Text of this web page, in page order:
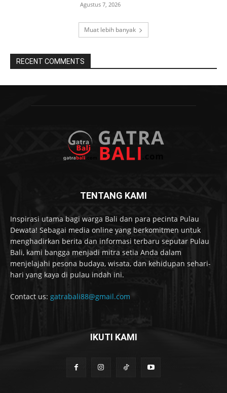
Agustus 7, 2026
Muat lebih banyak
RECENT COMMENTS
TENTANG KAMI
Inspirasi utama bagi warga Bali dan para pecinta Pulau
Dewata! Sebagai media online yang berkomitmen untuk
menghadirkan berita dan informasi terbaru seputar Pulau
Bali, kami bangga menjadi mitra setia Anda dalam
menjelajahi pesona budaya, wisata, dan kehidupan sehari-
hari yang kaya di pulau indah ini.
Contact us: gatrabali88@gmail.com
IKUTI KAMI